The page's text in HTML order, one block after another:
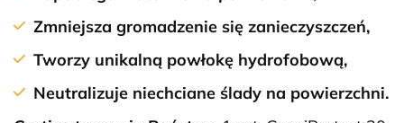
Zmniejsza gromadzenie się zanieczyszczeń,
Tworzy unikalną powłokę hydrofobową,
Neutralizuje niechciane ślady na powierzchni.